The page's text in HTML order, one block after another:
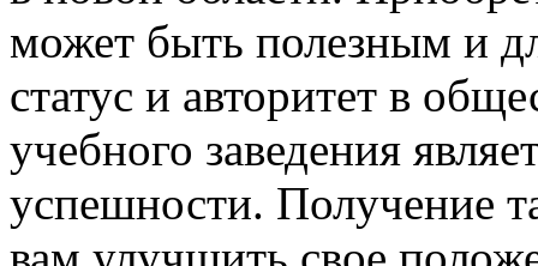
может быть полезным и
статус и авторитет в
учебного заведения
успешности. Получение